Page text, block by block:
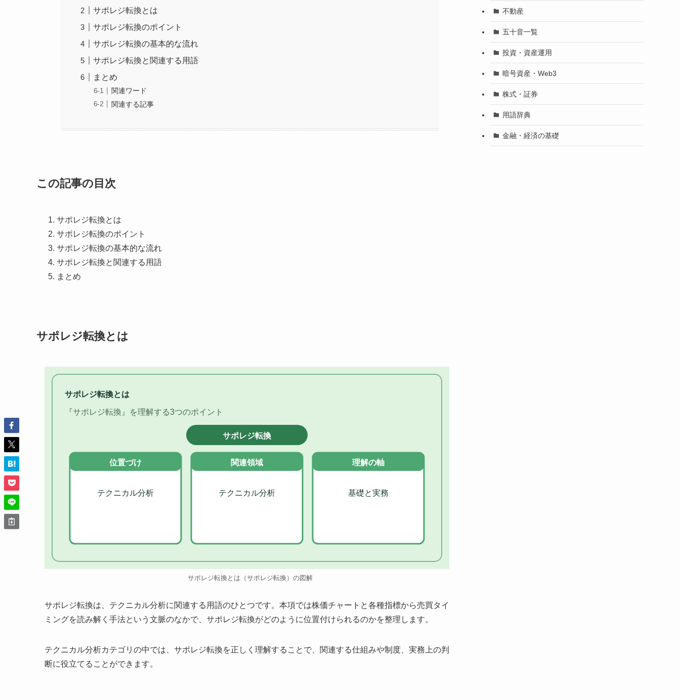
サポレジ転換とは
サポレジ転換のポイント
サポレジ転換の基本的な流れ
サポレジ転換と関連する用語
まとめ
関連ワード
関連する記事
この記事の目次
サポレジ転換とは
サポレジ転換のポイント
サポレジ転換の基本的な流れ
サポレジ転換と関連する用語
まとめ
サポレジ転換とは
サポレジ転換とは
『サポレジ転換』を理解する3つのポイント
サポレジ転換
位置づけ
テクニカル分析
関連領域
テクニカル分析
理解の軸
基礎と実務
サポレジ転換とは（サポレジ転換）の図解
サポレジ転換は、テクニカル分析に関連する用語のひとつです。本項では株価チャートと各種指標から売買タイ
ミングを読み解く手法という文脈のなかで、サポレジ転換がどのように位置付けられるのかを整理します。
テクニカル分析カテゴリの中では、サポレジ転換を正しく理解することで、関連する仕組みや制度、実務上の判
断に役立てることができます。
不動産
五十音一覧
投資・資産運用
暗号資産・Web3
株式・証券
用語辞典
金融・経済の基礎